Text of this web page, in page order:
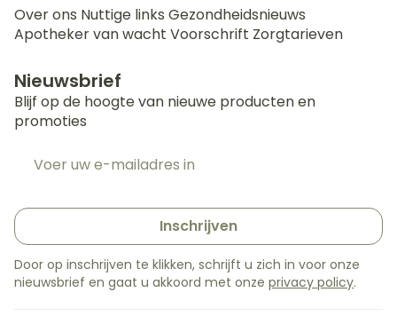
Over ons Nuttige links Gezondheidsnieuws
Apotheker van wacht Voorschrift Zorgtarieven
Nieuwsbrief
Blijf op de hoogte van nieuwe producten en
promoties
Inschrijven
Door op inschrijven te klikken, schrijft u zich in voor onze
nieuwsbrief en gaat u akkoord met onze privacy policy.